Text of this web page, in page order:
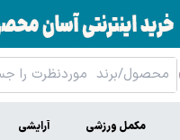
مکمل ورزشی آرایشی